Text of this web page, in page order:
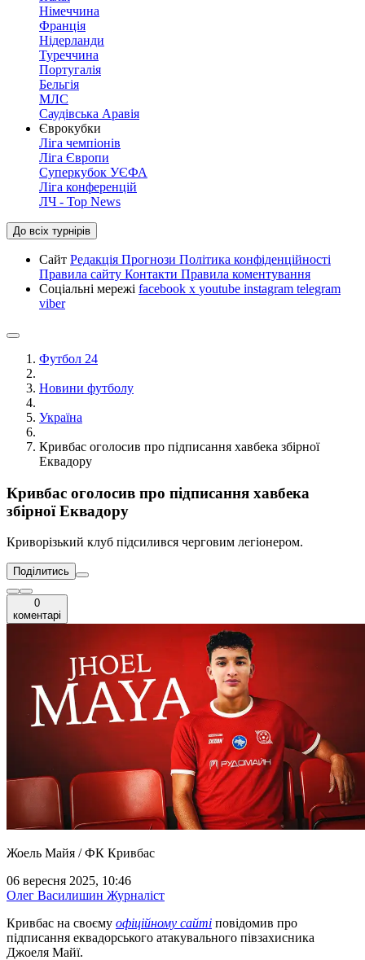
Німеччина
Франція
Нідерланди
Туреччина
Португалія
Бельгія
МЛС
Саудівська Аравія
Єврокубки
Ліга чемпіонів
Ліга Європи
Суперкубок УЄФА
Ліга конференцій
ЛЧ - Top News
До всіх турнірів
Сайт Редакція Прогнози Політика конфіденційності
Правила сайту Контакти Правила коментування
Соціальні мережі facebook x youtube instagram telegram
viber
Футбол 24
Новини футболу
Україна
Кривбас оголосив про підписання хавбека збірної
Еквадору
Кривбас оголосив про підписання хавбека
збірної Еквадору
Криворізький клуб підсилився черговим легіонером.
Поділитись
0
коментарі
Жоель Майя / ФК Кривбас
06 вересня 2025, 10:46
Олег Василишин Журналіст
Кривбас на своєму офіційному сайті повідомив про
підписання еквадорського атакувального півзахисника
Джоеля Майї.